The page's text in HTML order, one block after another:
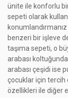
ünite ile konforlu
sepeti olarak
benzeri bir işleve
taşıma sepeti, o
arabası
arabası çeşidi ise
çocuklar için tercih
özellikleri ile diğer